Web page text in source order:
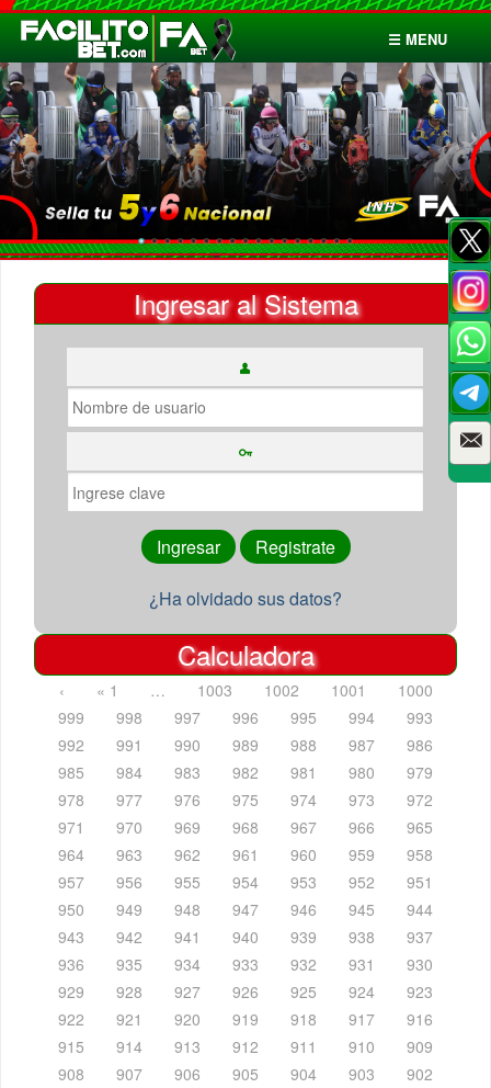
☰ MENU
Inicio
Apuestas
Cuentas
Ingresar al Sistema
¿Ha olvidado sus datos?
Calculadora
‹ « 1 … 1003 1002 1001
1000
999
998 997 996 995 994
993
992
991 990 989 988 987
986
985
984 983 982 981 980
979
978
977 976 975 974 973
972
971
970 969 968 967 966
965
964
963 962 961 960 959
958
957
956 955 954 953 952
951
950
949 948 947 946 945
944
943
942 941 940 939 938
937
936
935 934 933 932 931
930
929
928 927 926 925 924
923
922
921 920 919 918 917
916
915
914 913 912 911 910
909
908
907 906 905 904 903
902